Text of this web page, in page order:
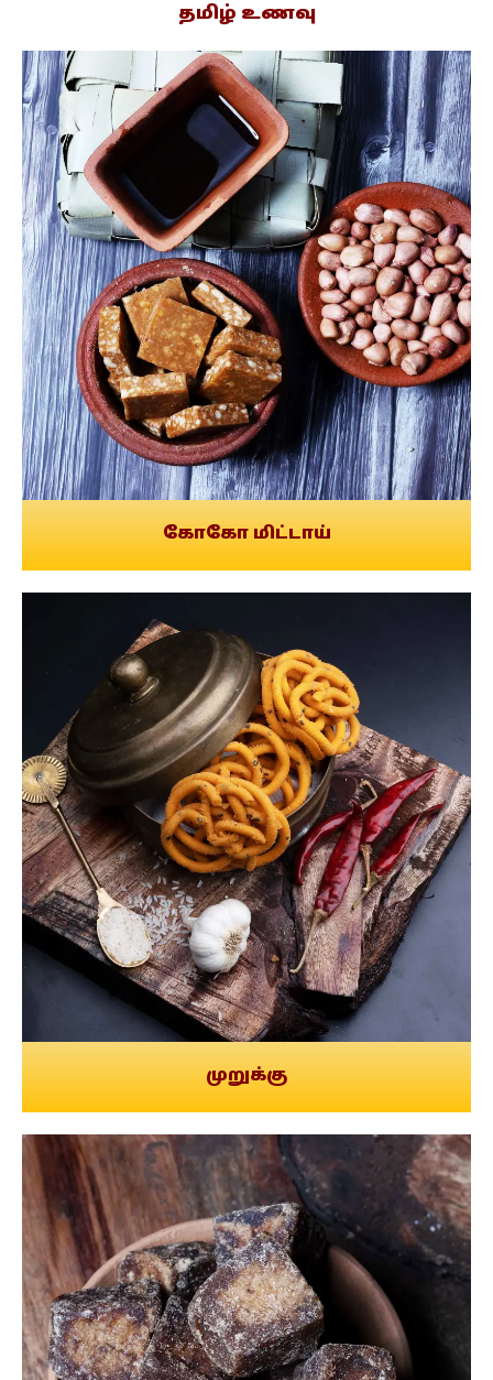
தமிழ் உணவு
கோகோ மிட்டாய்
முறுக்கு